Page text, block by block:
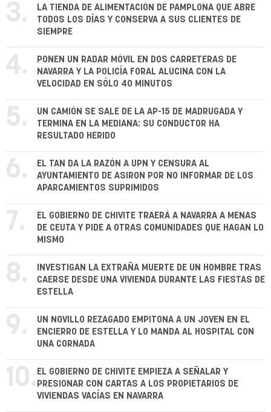
3.
LA TIENDA DE ALIMENTACIÓN DE PAMPLONA QUE ABRE
TODOS LOS DÍAS Y CONSERVA A SUS CLIENTES DE
SIEMPRE
4.
PONEN UN RADAR MÓVIL EN DOS CARRETERAS DE
NAVARRA Y LA POLICÍA FORAL ALUCINA CON LA
VELOCIDAD EN SÓLO 40 MINUTOS
5.
UN CAMIÓN SE SALE DE LA AP-15 DE MADRUGADA Y
TERMINA EN LA MEDIANA: SU CONDUCTOR HA
RESULTADO HERIDO
6.
EL TAN DA LA RAZÓN A UPN Y CENSURA AL
AYUNTAMIENTO DE ASIRON POR NO INFORMAR DE LOS
APARCAMIENTOS SUPRIMIDOS
7.
EL GOBIERNO DE CHIVITE TRAERÁ A NAVARRA A MENAS
DE CEUTA Y PIDE A OTRAS COMUNIDADES QUE HAGAN LO
MISMO
8.
INVESTIGAN LA EXTRAÑA MUERTE DE UN HOMBRE TRAS
CAERSE DESDE UNA VIVIENDA DURANTE LAS FIESTAS DE
ESTELLA
9.
UN NOVILLO REZAGADO EMPITONA A UN JOVEN EN EL
ENCIERRO DE ESTELLA Y LO MANDA AL HOSPITAL CON
UNA CORNADA
10. EL GOBIERNO DE CHIVITE EMPIEZA A SEÑALAR Y
PRESIONAR CON CARTAS A LOS PROPIETARIOS DE
VIVIENDAS VACÍAS EN NAVARRA